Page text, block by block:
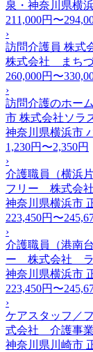
泉・神奈川県横
211,000円〜
›
訪問介護員 株
株式会社 まち
260,000円〜
›
訪問介護のホー
市 株式会社ソラ
神奈川県横浜市
1,230円〜2,350円
›
介護職員（横浜
フリー 株式会
神奈川県横浜市
223,450円〜
›
介護職員（港南
ー 株式会社 ラ
神奈川県横浜市
223,450円〜
›
ケアスタッフ／
式会社 介護事
神奈川県川崎市